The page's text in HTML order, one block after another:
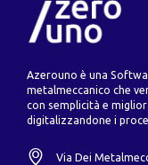
Azerouno è una
metalmeccanico che
con semplicità e
digitalizzandone i
Via Dei